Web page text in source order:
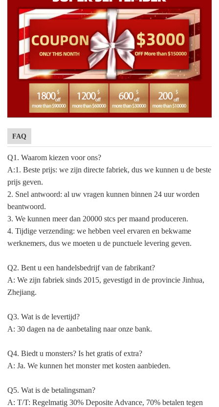
FAQ
Q1. Waarom kiezen voor ons?
A:1. Beste prijs: we zijn directe fabriek, dus we kunnen u de beste
prijs geven.
2. Snel antwoord: al uw vragen kunnen binnen 24 uur worden
beantwoord.
3. We kunnen meer dan 20000 stcs per maand produceren.
4. Tijdige verzending: we hebben veel ervaren en bekwame
werknemers, dus we moeten u de punctuele levering geven.
Q2. Bent u een handelsbedrijf van de fabrikant?
A: We zijn fabriek sinds 2015, gevestigd in de provincie Jinhua,
Zhejiang.
Q3. Wat is de levertijd?
A: 30 dagen na de aanbetaling naar onze bank.
Q4. Biedt u monsters? Is het gratis of extra?
A: Ja. We kunnen het monster met kosten aanbieden.
Q5. Wat is de betalingsman?
A: T/T: Regelmatig 30% Deposite Advance, 70% betalen tegen